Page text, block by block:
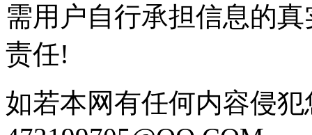
需用户自行承担信息的
责任!
如若本网有任何内容侵